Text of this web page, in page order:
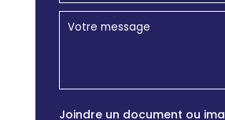
Joindre un document ou